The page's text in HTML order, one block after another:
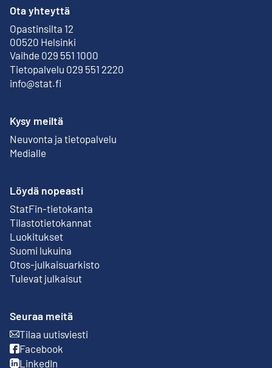
Ota yhteyttä
Opastinsilta 12
00520 Helsinki
Ulkoinen linkki
Vaihde 029 551 1000
Tietopalvelu 029 551 2220
info@stat.fi
Kysy meiltä
Neuvonta ja tietopalvelu
Medialle
Löydä nopeasti
StatFin-tietokanta
Ulkoinen linkki
Tilastotietokannat
Luokitukset
Suomi lukuina
Otos-julkaisuarkisto
Ulkoinen linkki
Tulevat julkaisut
Seuraa meitä
Tilaa uutisviesti
Ulkoinen linkki
Facebook
Ulkoinen linkki
LinkedIn